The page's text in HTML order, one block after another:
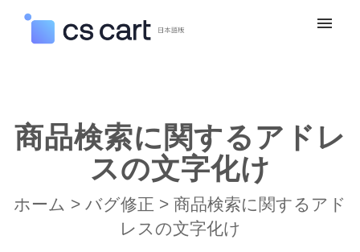
ログイン
商品検索に関するアドレ
スの文字化け
ホーム > バグ修正 > 商品検索に関するアド
レスの文字化け